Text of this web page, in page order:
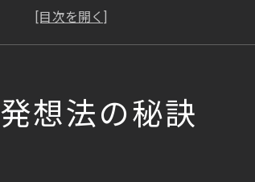
するリフォームの発想転換術
ぶリフォーム発想のヒント集
える快適リフォーム体験
で水回りを快適空間に変える方法
想法の秘訣